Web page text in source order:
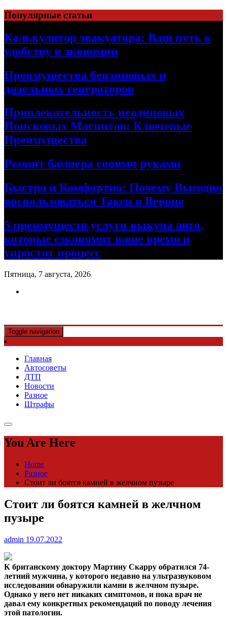
Skip
to
content
Популярные статьи
Калькулятор эвакуатора: Ваш путь к
удобству и экономии
Преимущества бензиновых и
дизельных генераторов
Привлекательность неодиновых
Поисковых Магнитов: Ключевые
Преимущества
Ремонт бампера своими руками
Быстро и Комфортно: Почему Выгодно
воспользоваться Такси в Вероне
5 преимуществ услуги выкупа авто,
которые сэкономят ваше время и
упростят процесс
Пятница, 7 августа, 2026
Toggle navigation
Главная
Автосоветы
ДТП
Новости
Разное
Штрафы
You Are Here
Home
Разное
Стоит ли боятся камней в желчном пузыре
Стоит ли боятся камней в желчном
пузыре
admin 19.07.2022
К британскому доктору Мартину Скарру обратился 74-
летний мужчина, у которого недавно на ультразвуковом
исследовании обнаружили камни в желчном пузыре.
Однако у него нет никаких симптомов, и пока врач не
давал ему конкретных рекомендаций по поводу лечения
этой патологии.